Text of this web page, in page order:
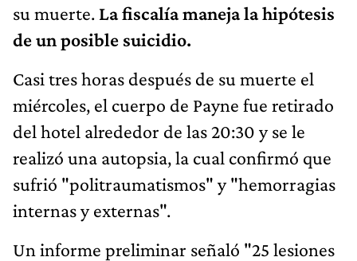
su muerte. La fiscalía maneja la hipótesis
de un posible suicidio.
Casi tres horas después de su muerte el
miércoles, el cuerpo de Payne fue retirado
del hotel alrededor de las 20:30 y se le
realizó una autopsia, la cual confirmó que
sufrió "politraumatismos" y "hemorragias
internas y externas".
Un informe preliminar señaló "25 lesiones